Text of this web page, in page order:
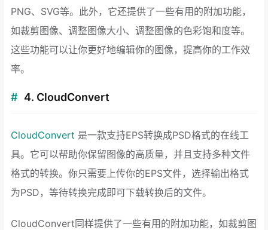
PNG、SVG等。此外，它还提供了一些有用的附加功能，
如裁剪图像、调整图像大小、调整图像的色彩饱和度等。
这些功能可以让你更好地编辑你的图像，提高你的工作效
率。
4. CloudConvert
CloudConvert 是一款支持EPS转换成PSD格式的在线工
具。它可以帮助你保留图像的高质量，并且支持多种文件
格式的转换。你只需要上传你的EPS文件，选择输出格式
为PSD，等待转换完成即可下载转换后的文件。
CloudConvert同样提供了一些有用的附加功能，如裁剪图